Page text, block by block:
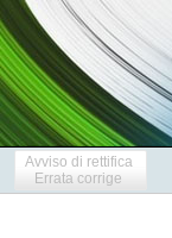
Avviso di rettifica
Errata corrige